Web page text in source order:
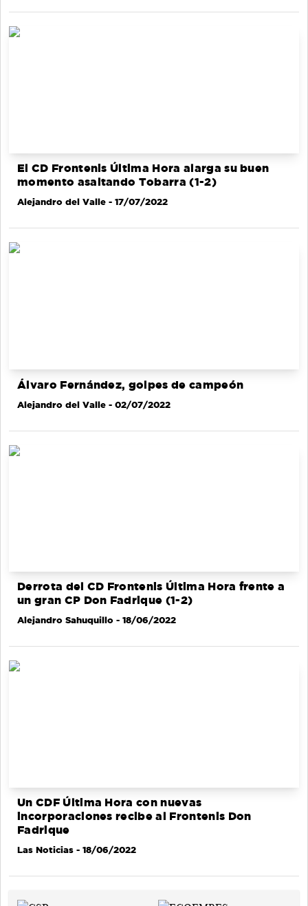
El CD Frontenis Última Hora alarga su buen
momento asaltando Tobarra (1-2)
Alejandro del Valle - 17/07/2022
Álvaro Fernández, golpes de campeón
Alejandro del Valle - 02/07/2022
Derrota del CD Frontenis Última Hora frente a
un gran CP Don Fadrique (1-2)
Alejandro Sahuquillo - 18/06/2022
Un CDF Última Hora con nuevas
incorporaciones recibe al Frontenis Don
Fadrique
Las Noticias - 18/06/2022